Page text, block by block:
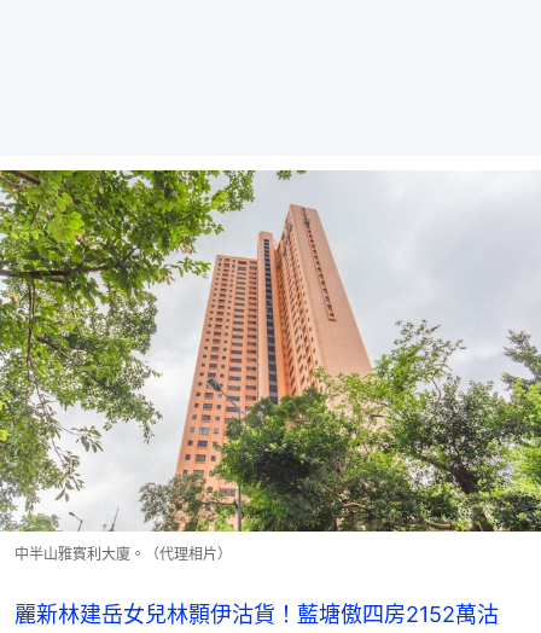
中半山雅賓利大廈。（代理相片）
麗新林建岳女兒林顥伊沽貨！藍塘傲四房2152萬沽